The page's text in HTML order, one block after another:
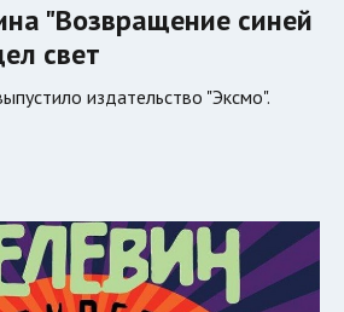
"Возвращение синей
свет
издательство "Эксмо".